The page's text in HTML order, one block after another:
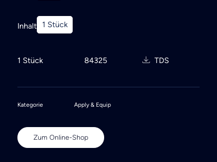
Inhalt 1 Stück
1 Stück 84325 TDS
Kategorie Apply & Equip
Zum Online-Shop